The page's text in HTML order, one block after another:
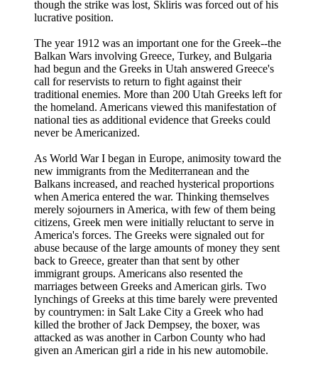
though the strike was lost, Skliris was forced out of his
lucrative position.
The year 1912 was an important one for the Greek--the
Balkan Wars involving Greece, Turkey, and Bulgaria
had begun and the Greeks in Utah answered Greece's
call for reservists to return to fight against their
traditional enemies. More than 200 Utah Greeks left for
the homeland. Americans viewed this manifestation of
national ties as additional evidence that Greeks could
never be Americanized.
As World War I began in Europe, animosity toward the
new immigrants from the Mediterranean and the
Balkans increased, and reached hysterical proportions
when America entered the war. Thinking themselves
merely sojourners in America, with few of them being
citizens, Greek men were initially reluctant to serve in
America's forces. The Greeks were signaled out for
abuse because of the large amounts of money they sent
back to Greece, greater than that sent by other
immigrant groups. Americans also resented the
marriages between Greeks and American girls. Two
lynchings of Greeks at this time barely were prevented
by countrymen: in Salt Lake City a Greek who had
killed the brother of Jack Dempsey, the boxer, was
attacked as was another in Carbon County who had
given an American girl a ride in his new automobile.